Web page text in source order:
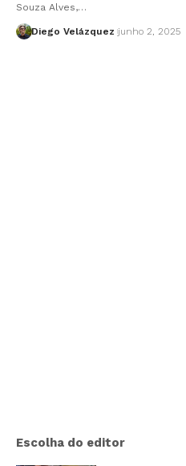
Souza Alves,…
Diego Velázquez junho 2, 2025
Escolha do editor